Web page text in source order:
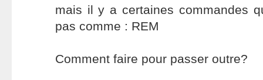
mais il y a certaines commandes
pas comme : REM
Comment faire pour passer outre?